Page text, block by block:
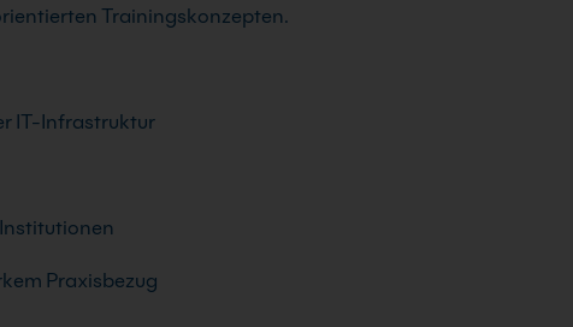
Trainingskonzepten.
IT-Infrastruktur
Praxisbezug